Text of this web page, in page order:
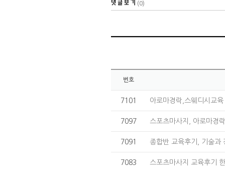
(0)
번호
7101 아로마경락,스웨디시교
7097 스포츠마사지, 아로마경
7091 종합반 교육후기, 기술
7083 스포츠마사지 교육후기